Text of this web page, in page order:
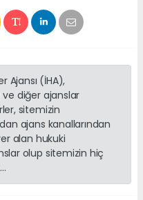
Ajansı (İHA),
ve diğer ajanslar
sitemizin
ajans kanallarından
alan hukuki
olup sitemizin hiç